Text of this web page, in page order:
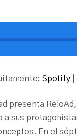
Spotify
presenta
a sus
En el